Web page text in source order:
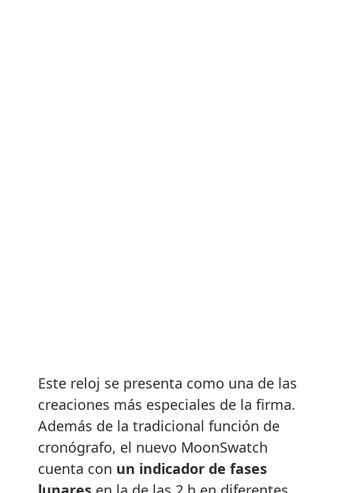
Este reloj se presenta como una de las
creaciones más especiales de la firma.
Además de la tradicional función de
cronógrafo, el nuevo MoonSwatch
cuenta con un indicador de fases